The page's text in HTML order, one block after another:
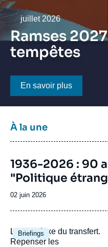
Date
juillet 2026
Ramses
tempêtes
Bouton CTA
En savoir plus
Titre
bloc
la
une
À la une
Image
de
couverture
la
1936-2026 : 90
"Politique
Date
02 juin 2026
Briefings
Image
principale
Le paradoxe du transfert.
Repenser les